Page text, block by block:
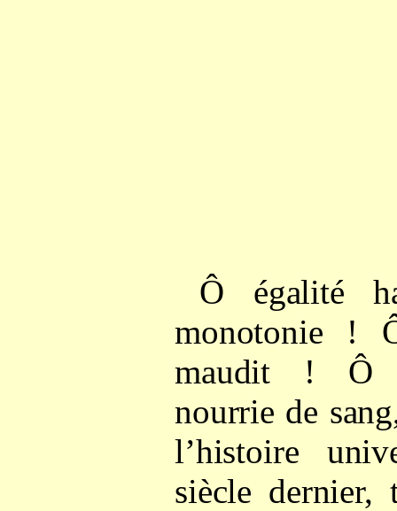
Ô égalité
monotonie !
maudit ! Ô
nourrie de
l’histoire
siècle dernier,